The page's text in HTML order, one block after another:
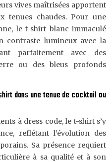
vives maîtrisées apportent
tenues chaudes. Pour une
le t-shirt blanc immaculé
contraste lumineux avec la
parfaitement avec des
ou des bleus profonds
dans une tenue de cocktail ou
à dress code, le t-shirt s’y
reflétant l’évolution des
Sa présence requiert
à sa qualité et à son